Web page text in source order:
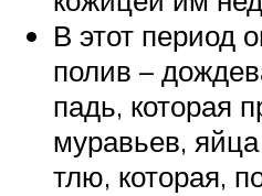
В этот период
полив –
падь, которая
муравьев,
тлю, которая,